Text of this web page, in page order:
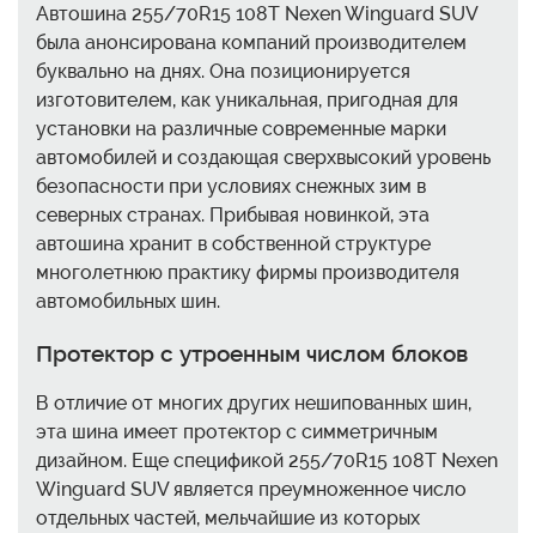
Автошина 255/70R15 108T Nexen Winguard SUV
была анонсирована компаний производителем
буквально на днях. Она позиционируется
изготовителем, как уникальная, пригодная для
установки на различные современные марки
автомобилей и создающая сверхвысокий уровень
безопасности при условиях снежных зим в
северных странах. Прибывая новинкой, эта
автошина хранит в собственной структуре
многолетнюю практику фирмы производителя
автомобильных шин.
Протектор с утроенным числом блоков
В отличие от многих других нешипованных шин,
эта шина имеет протектор с симметричным
дизайном. Еще спецификой 255/70R15 108T Nexen
Winguard SUV является преумноженное число
отдельных частей, мельчайшие из которых